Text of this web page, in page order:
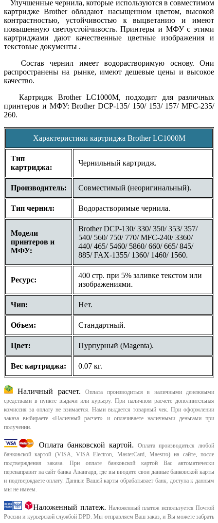
Улучшенные чернила, которые используются в совместимом
картридже Brother обладают насыщенном цветом, высокой
контрастностью, устойчивостью к выцветанию и имеют
повышенную светоустойчивость. Принтеры и МФУ с этими
картриджами дают качественные цветные изображения и
текстовые документы .
Состав чернил имеет водорастворимую основу. Они
распространены на рынке, имеют дешевые цены и высокое
качество.
Картридж Brother LC1000M, подходит для различных
принтеров и МФУ:Brother DCP-135/ 150/ 153/ 157/ MFC-235/
260.
Характеристики картриджа Brother LC1000M
Тип
картриджа:
Чернильный картридж.
Производитель: Совместимый (неоригинальный).
Тип чернил: Водорастворимые чернила.
Модели
принтеров и
МФУ:
Brother DCP-130/ 330/ 350/ 353/ 357/
540/ 560/ 750/ 770/ MFC-240/ 3360/
440/ 465/ 5460/ 5860/ 660/ 665/ 845/
885/ FAX-1355/ 1360/ 1460/ 1560.
Ресурс:
400 стр. при 5% заливке текстом или
изображениями.
Чип: Нет.
Объем: Стандартный.
Цвет: Пурпурный (Magenta).
Вес картриджа: 0.07 кг.
Наличный расчет.
Оплата производиться в наличными денежными
средствами в пункте выдачи или курьеру. При наличном расчете дополнительная
комиссия за оплату не взимается. Нами выдается товарный чек. При оформлении
заказа выбираете «Наличный расчет» и оплачиваете наличными деньгами при
получении.
Оплата банковской картой.
Оплата производиться любой
банковской картой (VISA, VISA Electron, MasterCard, Maestro) на сайте, после
подтверждения заказа. При оплате банковской картой Вас автоматически
перенаправит на сайт банка Авангард, где вы вводите свои данные банковской карты
и подтверждаете оплату. Данные Вашей карты обрабатывает банк, доступа к данным
мы не имеем.
Наложенный платеж. Наложенный платеж используется Почтой
России и курьерской службой DPD. Мы отправляем Ваш заказ, и Вы можете забрать